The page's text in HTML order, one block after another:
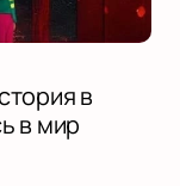
в
в мир